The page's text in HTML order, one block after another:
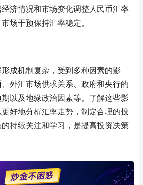
济情况和市场变化调整人民币汇率
场干预保持汇率稳定。
成机制复杂，受到多种因素的影
外汇市场供求关系、政府和央行的
以及地缘政治因素等。了解这些影
好地分析汇率走势，制定合理的投
持续关注和学习，是提高投资决策